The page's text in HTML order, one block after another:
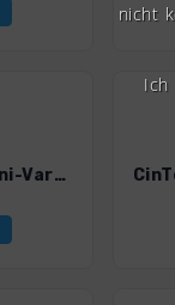
CinTe_17_Casoni-Varatal.gpx
nicht
Ich